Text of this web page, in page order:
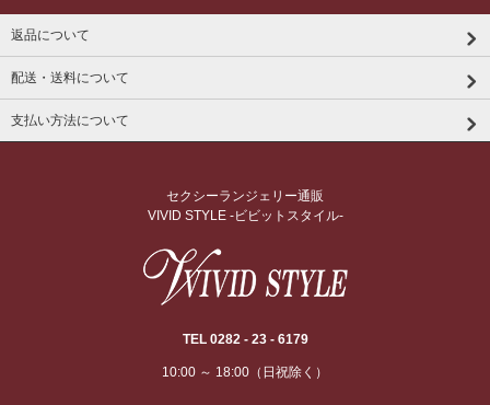
返品について
配送・送料について
支払い方法について
セクシーランジェリー通販
VIVID STYLE -ビビットスタイル-
TEL 0282 - 23 - 6179
10:00 ～ 18:00（日祝除く）